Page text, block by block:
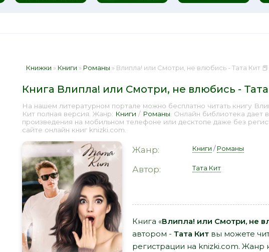
Книжки » Книги » Романы » Влипла! или Смотри, не влюбись - Тата Кит
Книга Влипла! или Смотри, не влюбись -
На нашем литературном портале можно бесплатно читать книгу
Кит полная версия. Жанр: Книги / Романы . Онлайн библиотека дает
произведения на мобильном телефоне или десктопе даже без
сайте онлайн книг knizki.com.
Жанр: Книги /Романы
Автор: Тата Кит
Книга «Влипла! или Смотри, не
автором - Тата Кит вы можете
регистрации на knizki.com. Жанр